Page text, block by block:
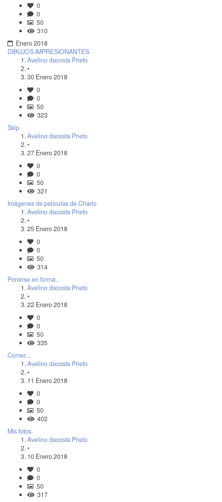
0
0
50
310
Enero 2018
DIBUJOS IMPRESIONANTES
Avelino dacosta Prieto
•
30 Enero 2018
0
0
50
323
Skip
Avelino dacosta Prieto
•
27 Enero 2018
0
0
50
321
Imágenes de películas de Charlo
Avelino dacosta Prieto
•
25 Enero 2018
0
0
50
314
Ponerse en forma..
Avelino dacosta Prieto
•
22 Enero 2018
0
0
50
335
Comer....
Avelino dacosta Prieto
•
11 Enero 2018
0
0
50
402
Mis fotos.
Avelino dacosta Prieto
•
10 Enero 2018
0
0
50
317